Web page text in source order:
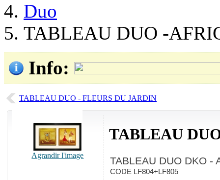
Duo
TABLEAU DUO -
Info:
TABLEAU DUO - FLEURS DU JARDIN
Agrandir l'image
TABLEAU
TABLEAU DUO DKO -
CODE LF804+LF805